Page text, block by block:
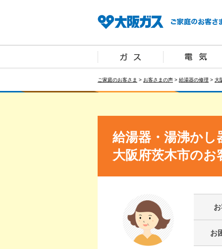
ご家庭のお客さま > お客さまの声 > 給湯器の修理 > 大
給湯器・湯沸かし
大阪府茨木市のお
お